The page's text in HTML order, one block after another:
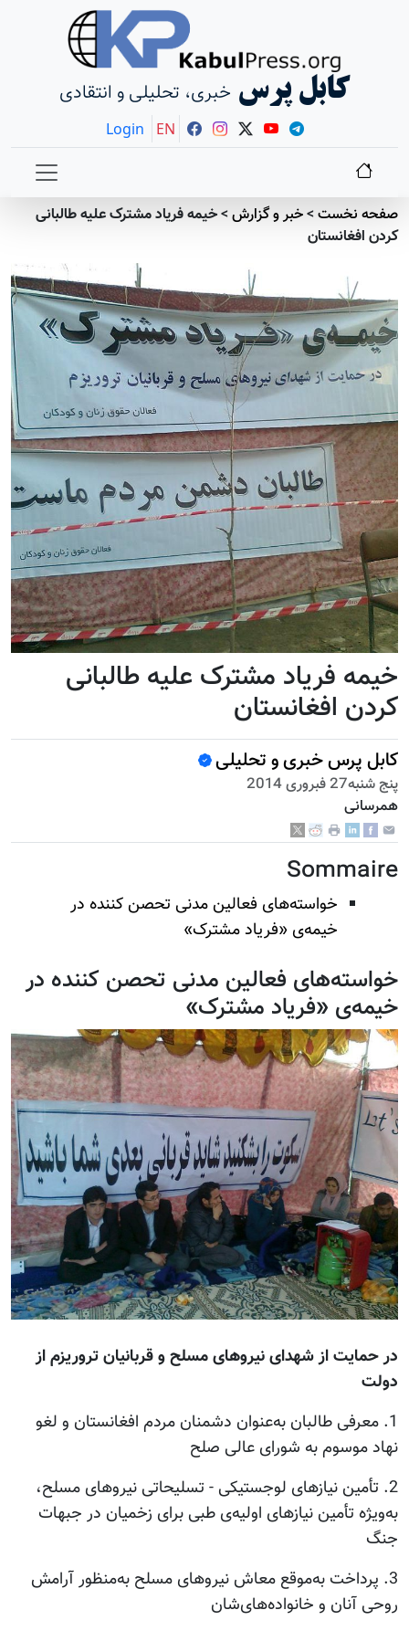
کابل پرس خبری، تحلیلی و انتقادی
Login EN
صفحه نخست>خبر و گزارش>خیمه فریاد مشترک علیه طالبانی
کردن افغانستان
خیمه فریاد مشترک علیه طالبانی
کردن افغانستان
کابل پرس خبری و تحلیلی
پنج شنبه27 فبروری 2014
همرسانی
Sommaire
خواسته‌های فعالین مدنی تحصن کننده در
خیمه‌ی «فریاد مشترک»
خواسته‌های فعالین مدنی تحصن کننده در
خیمه‌ی «فریاد مشترک»
در حمایت از شهدای نیروهای مسلح و قربانیان تروریزم از
دولت
1. معرفی طالبان به‌عنوان دشمنان مردم افغانستان و لغو
نهاد موسوم به شورای عالی صلح
2. تأمین نیازهای لوجستیکی - تسلیحاتی نیروهای مسلح،
به‌ویژه تأمین نیازهای اولیه‌ی طبی برای زخمیان در جبهات
جنگ
3. پرداخت به‌موقع معاش نیروهای مسلح به‌منظور آرامش
روحی آنان و خانواده‌های‌شان